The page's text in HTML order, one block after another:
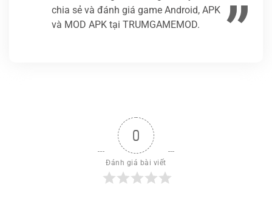
chia sẻ và đánh giá game Android, APK
và MOD APK tại TRUMGAMEMOD.
0
Đánh giá bài viết